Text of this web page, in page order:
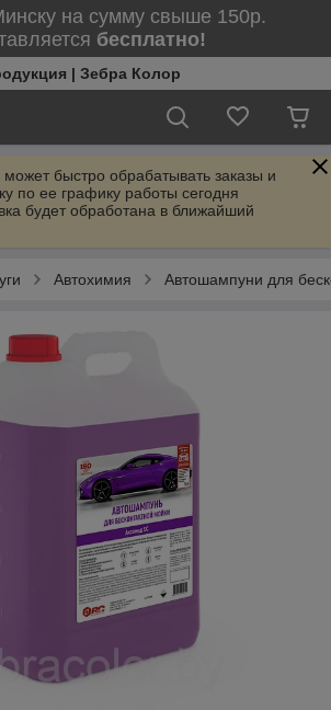
на сумму свыше 150р.
бесплатно!
| Зебра Колор
быстро обрабатывать заказы и
по ее графику работы сегодня
будет обработана в ближайший
Автохимия Автошампуни для